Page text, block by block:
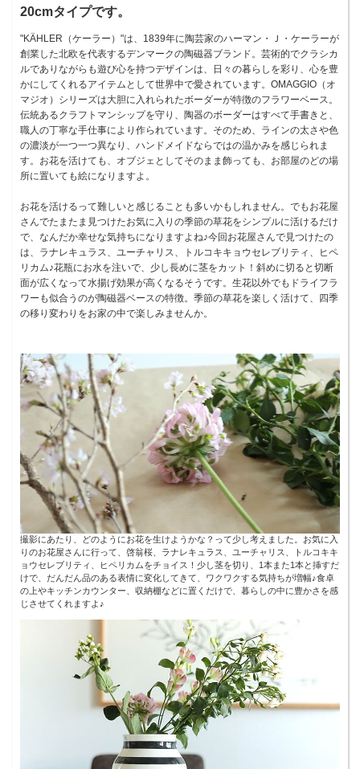
20cmタイプです。
"KÄHLER（ケーラー）"は、1839年に陶芸家のハーマン・Ｊ・ケーラーが
創業した北欧を代表するデンマークの陶磁器ブランド。芸術的でクラシカ
ルでありながらも遊び心を持つデザインは、日々の暮らしを彩り、心を豊
かにしてくれるアイテムとして世界中で愛されています。OMAGGIO（オ
マジオ）シリーズは大胆に入れられたボーダーが特徴のフラワーベース。
伝統あるクラフトマンシップを守り、陶器のボーダーはすべて手書きと、
職人の丁寧な手仕事により作られています。そのため、ラインの太さや色
の濃淡が一つ一つ異なり、ハンドメイドならではの温かみを感じられま
す。お花を活けても、オブジェとしてそのまま飾っても、お部屋のどの場
所に置いても絵になりますよ。
お花を活けるって難しいと感じることも多いかもしれません。でもお花屋
さんでたまたま見つけたお気に入りの季節の草花をシンプルに活けるだけ
で、なんだか幸せな気持ちになりますよね♪今回お花屋さんで見つけたの
は、ラナレキュラス、ユーチャリス、トルコキキョウセレブリティ、ヒペ
リカム♪花瓶にお水を注いで、少し長めに茎をカット！斜めに切ると切断
面が広くなって水揚げ効果が高くなるそうです。生花以外でもドライフラ
ワーも似合うのが陶磁器ベースの特徴。季節の草花を楽しく活けて、四季
の移り変わりをお家の中で楽しみませんか。
撮影にあたり、どのようにお花を生けようかな？って少し考えました。お気に入
りのお花屋さんに行って、啓翁桜、ラナレキュラス、ユーチャリス、トルコキキ
ョウセレブリティ、ヒペリカムをチョイス！少し茎を切り、1本また1本と挿すだ
けで、だんだん品のある表情に変化してきて、ワクワクする気持ちが増幅♪食卓
の上やキッチンカウンター、収納棚などに置くだけで、暮らしの中に豊かさを感
じさせてくれますよ♪